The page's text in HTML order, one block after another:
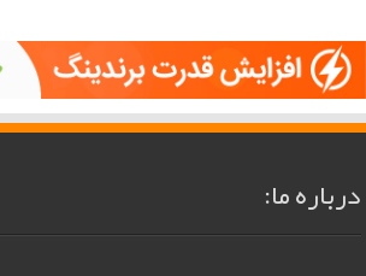
درباره ما: